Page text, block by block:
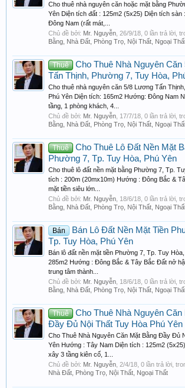
Cho thuê nhà nguyên căn hoặc mặt bằng
Yên Diện tích đất : 125m2 (5x25) Diện tích sàn
Đông Nam (rất mát,...
Chủ đề bởi: Mr. Nguyễn 26/9/18 , 0 lần trả lời,
Bằng, Nhà Đất, Phòng Trọ, Nội Thất, Ngoại
Thuê
Cho Thuê Nhà Nguyên
Tấn Thịnh, Phường 7, Tuy Hòa,
Cho thuê nhà nguyên căn 5/8 Lương Tấn
Phú Yên Diện tích: 165m2 Hướng: Đông Nam
tầng, 1 phòng khách, 4...
Chủ đề bởi: Mr. Nguyễn 17/7/18 , 0 lần trả lời,
Bằng, Nhà Đất, Phòng Trọ, Nội Thất, Ngoại
Thuê
Cho Thuê Lô Đất Nền Mặt
Phường 7, Tp. Tuy Hòa, Phú Yên
Cho thuê lô đất nền mặt bằng Phường 7, Tp.
tích : 200m (20mx10m) Hướng : Đông Bắc &
mặt tiền siêu lớn...
Chủ đề bởi: Mr. Nguyễn 18/6/18 , 0 lần trả lời,
Bằng, Nhà Đất, Phòng Trọ, Nội Thất, Ngoại
Bán
Bán Lô Đất Nền Mặt Tiền
Tp. Tuy Hòa, Phú Yên
Bán lô đất nền mặt tiền Phường 7, Tp. Tuy
285m2 Hướng : Đông Bắc & Tây Bắc Đất nở
trung tâm thành...
Chủ đề bởi: Mr. Nguyễn 18/6/18 , 0 lần trả lời,
Bằng, Nhà Đất, Phòng Trọ, Nội Thất, Ngoại
Thuê
Cho Thuê Nhà Nguyên Căn
Đầy Đủ Nội Thất Tuy Hòa Phú Yên
Cho Thuê Nhà Nguyên Căn Mặt Bằng Đầy Đủ
Yên Hướng : Tây Nam Diện tích : 125m2
xây 3 tầng kiên cố, 1...
Chủ đề bởi: Mr. Nguyễn 2/4/18 , 0 lần trả lời,
Nhà Đất, Phòng Trọ, Nội Thất, Ngoại Thất